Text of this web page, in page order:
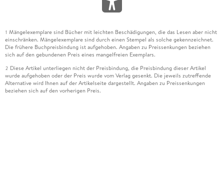
1 Mängelexemplare sind Bücher mit leichten Beschädigungen, die das Lesen aber nicht
einschränken. Mängelexemplare sind durch einen Stempel als solche gekennzeichnet.
Die frühere Buchpreisbindung ist aufgehoben. Angaben zu Preissenkungen beziehen
sich auf den gebundenen Preis eines mangelfreien Exemplars.
2 Diese Artikel unterliegen nicht der Preisbindung, die Preisbindung dieser Artikel
wurde aufgehoben oder der Preis wurde vom Verlag gesenkt. Die jeweils zutreffende
Alternative wird Ihnen auf der Artikelseite dargestellt. Angaben zu Preissenkungen
beziehen sich auf den vorherigen Preis.